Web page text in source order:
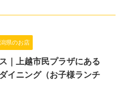
県のお店
｜上越市民プラザにある
イニング（お子様ランチ